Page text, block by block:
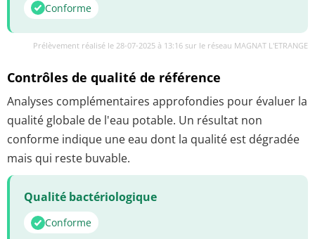
Conforme
Prélèvement réalisé le 28-07-2025 à 13:16 sur le réseau MAGNAT L'ETRANGE
Contrôles de qualité de référence
Analyses complémentaires approfondies pour évaluer la
qualité globale de l'eau potable. Un résultat non
conforme indique une eau dont la qualité est dégradée
mais qui reste buvable.
Qualité bactériologique
Conforme